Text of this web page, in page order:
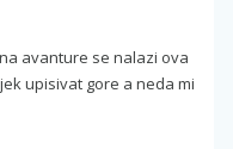
avanture se nalazi ova
upisivat gore a neda mi